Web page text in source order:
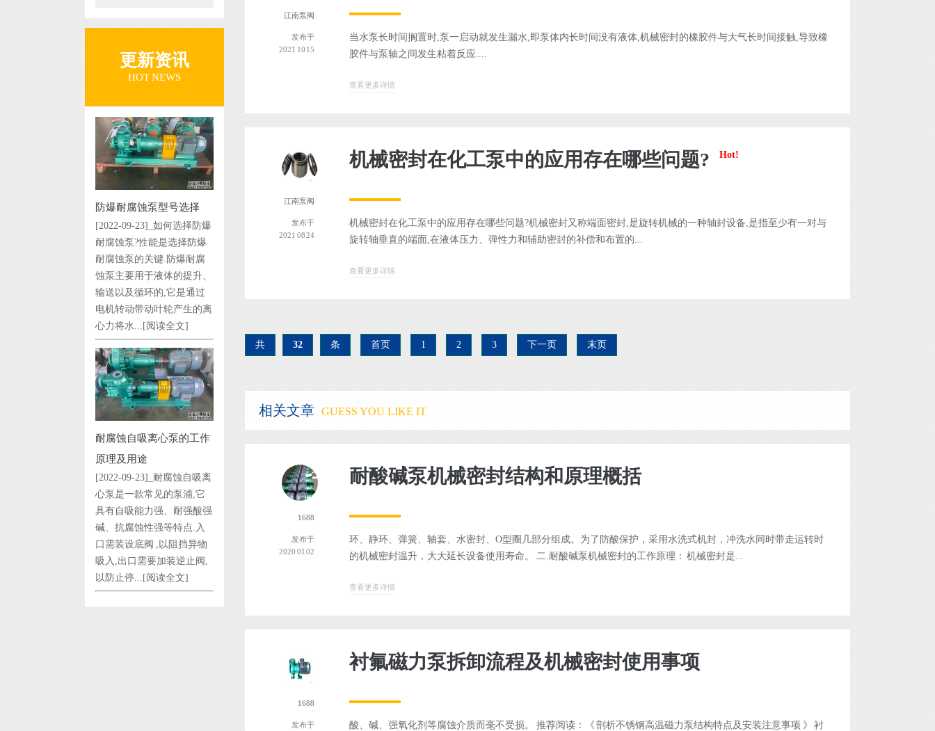
更新资讯
HOT NEWS
防爆耐腐蚀泵型号选择
[2022-09-23]_如何选择防爆
耐腐蚀泵?性能是选择防爆
耐腐蚀泵的关键.防爆耐腐
蚀泵主要用于液体的提升、
输送以及循环的,它是通过
电机转动带动叶轮产生的离
心力将水...
[阅读全文]
耐腐蚀自吸离心泵的工作
原理及用途
[2022-09-23]_耐腐蚀自吸离
心泵是一款常见的泵浦,它
具有自吸能力强、耐强酸强
碱、抗腐蚀性强等特点.入
口需装设底阀 ,以阻挡异物
吸入,出口需要加装逆止阀,
以防止停... [阅读全文]
江南泵阀
发布于
2021 10 15
当水泵长时间搁置时,泵一启动就发生漏水,即泵体内长时间没有液体,机械密封的橡胶件与大气长时间接触,导致橡
胶件与泵轴之间发生粘着反应....
查看更多详情
江南泵阀
发布于
2021 08 24
机械密封在化工泵中的应用存在哪些问题? Hot!
机械密封在化工泵中的应用存在哪些问题?机械密封又称端面密封,是旋转机械的一种轴封设备,是指至少有一对与
旋转轴垂直的端面,在液体压力、弹性力和辅助密封的补偿和布置的...
查看更多详情
共 32 条 首页 1 2 3 下一页 末页
相关文章 GUESS YOU LIKE IT
1688
发布于
2020 01 02
耐酸碱泵机械密封结构和原理概括
环、静环、弹簧、轴套、水密封、O型圈几部分组成。为了防酸保护，采用水洗式机封，冲洗水同时带走运转时
的机械密封温升，大大延长设备使用寿命。 二.耐酸碱泵机械密封的工作原理： 机械密封是...
查看更多详情
1688
发布于
衬氟磁力泵拆卸流程及机械密封使用事项
酸、碱、强氧化剂等腐蚀介质而毫不受损。 推荐阅读：《 剖析不锈钢高温磁力泵结构特点及安装注意事项 》 衬